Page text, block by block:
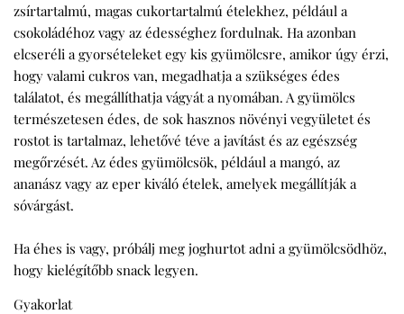
zsírtartalmú, magas cukortartalmú ételekhez, például a
csokoládéhoz vagy az édességhez fordulnak. Ha azonban
elcseréli a gyorsételeket egy kis gyümölcsre, amikor úgy érzi,
hogy valami cukros van, megadhatja a szükséges édes
találatot, és megállíthatja vágyát a nyomában. A gyümölcs
természetesen édes, de sok hasznos növényi vegyületet és
rostot is tartalmaz, lehetővé téve a javítást és az egészség
megőrzését. Az édes gyümölcsök, például a mangó, az
ananász vagy az eper kiváló ételek, amelyek megállítják a
sóvárgást.
Ha éhes is vagy, próbálj meg joghurtot adni a gyümölcsödhöz,
hogy kielégítőbb snack legyen.
Gyakorlat